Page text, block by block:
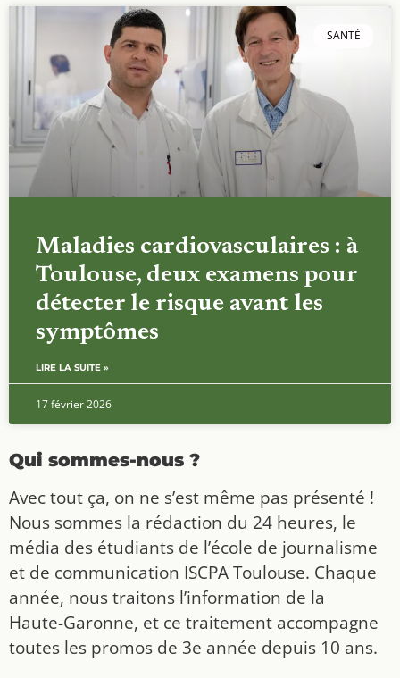
SANTÉ
Maladies cardiovasculaires : à
Toulouse, deux examens pour
détecter le risque avant les
symptômes
LIRE LA SUITE »
17 février 2026
Qui sommes-nous ?
Avec tout ça, on ne s’est même pas présenté !
Nous sommes la rédaction du 24 heures, le
média des étudiants de l’école de journalisme
et de communication ISCPA Toulouse. Chaque
année, nous traitons l’information de la
Haute-Garonne, et ce traitement accompagne
toutes les promos de 3e année depuis 10 ans.